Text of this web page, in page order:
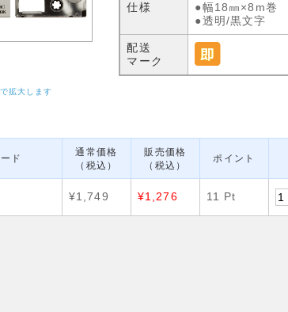
拡大します
仕様
●幅18㎜×8m巻
●透明/黒文字
配送
マーク
ド
通常価格
（税込）
販売価格
（税込）
ポイント
¥1,749 ¥1,276 11 Pt